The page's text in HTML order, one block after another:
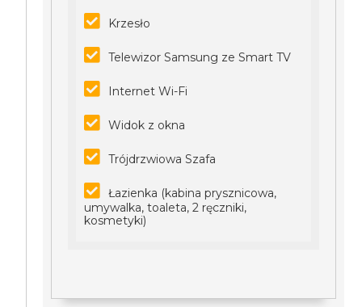
Krzesło
Telewizor Samsung ze Smart TV
Internet Wi-Fi
Widok z okna
Trójdrzwiowa Szafa
Łazienka (kabina prysznicowa,
umywalka, toaleta, 2 ręczniki,
kosmetyki)